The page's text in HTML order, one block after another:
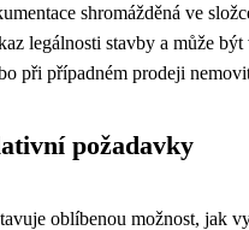
shromážděná ve
legálnosti stavby a může být
při případném prodeji
požadavky
oblíbenou možnost, jak